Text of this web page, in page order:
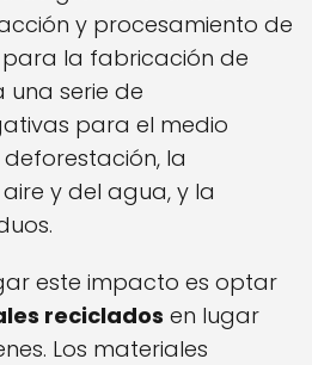
y procesamiento de
la fabricación de
serie de
para el medio
la
y del agua, y la
este impacto es optar
reciclados en lugar
Los materiales